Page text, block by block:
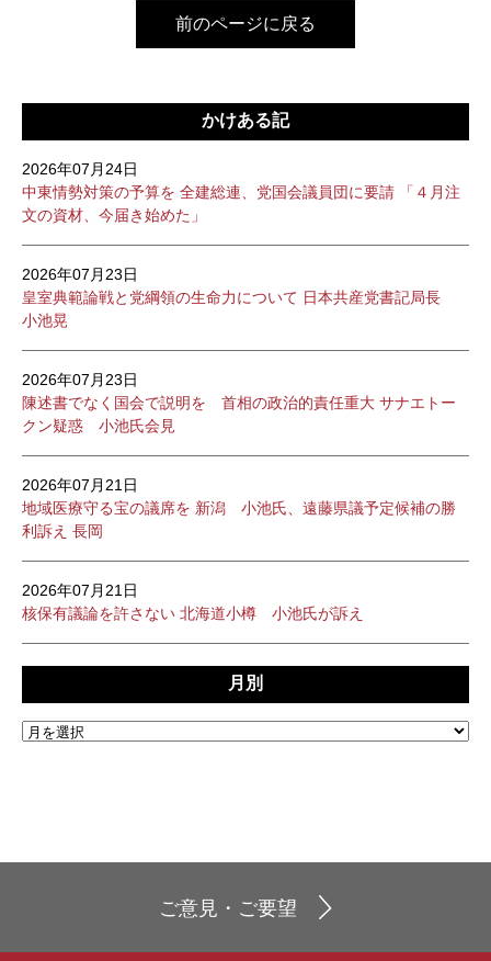
前のページに戻る
かけある記
2026年07月24日
中東情勢対策の予算を 全建総連、党国会議員団に要請 「４月注
文の資材、今届き始めた」
2026年07月23日
皇室典範論戦と党綱領の生命力について 日本共産党書記局長
小池晃
2026年07月23日
陳述書でなく国会で説明を 首相の政治的責任重大 サナエトー
クン疑惑 小池氏会見
2026年07月21日
地域医療守る宝の議席を 新潟 小池氏、遠藤県議予定候補の勝
利訴え 長岡
2026年07月21日
核保有議論を許さない 北海道小樽 小池氏が訴え
月別
ご意見・ご要望